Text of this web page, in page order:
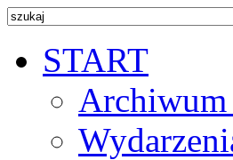
START